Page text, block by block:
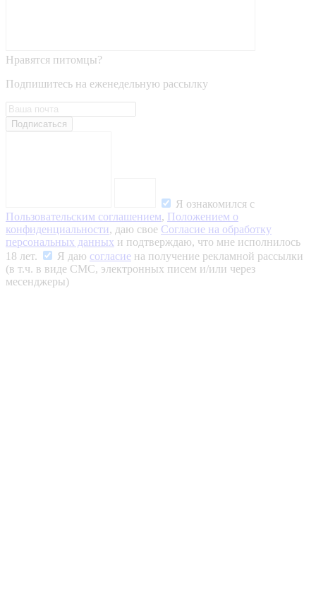
Нравятся питомцы?
Подпишитесь на еженедельную рассылку
Подписаться
Я ознакомился с
Пользовательским соглашением, Положением о
конфиденциальности, даю свое Согласие на обработку
персональных данных и подтверждаю, что мне исполнилось
18 лет.
Я даю согласие на получение рекламной рассылки
(в т.ч. в виде СМС, электронных писем и/или через
месенджеры)